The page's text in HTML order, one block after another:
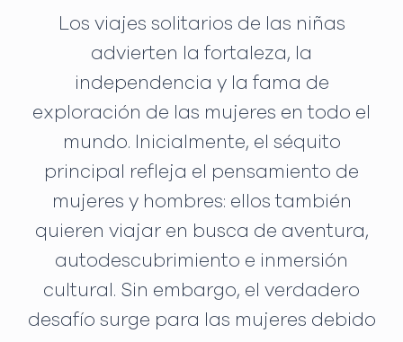
Los viajes solitarios de las niñas
advierten la fortaleza, la
independencia y la fama de
exploración de las mujeres en todo el
mundo. Inicialmente, el séquito
principal refleja el pensamiento de
mujeres y hombres: ellos también
quieren viajar en busca de aventura,
autodescubrimiento e inmersión
cultural. Sin embargo, el verdadero
desafío surge para las mujeres debido